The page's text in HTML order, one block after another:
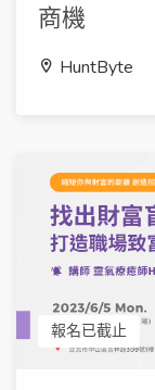
商機
HuntByte
報名已截止